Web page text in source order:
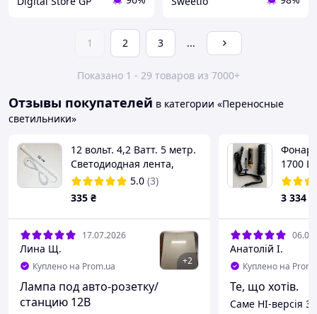
1 2 3 ...
Показано 1 - 29 товаров из 7000+
Отзывы покупателей в категории «Переносные
светильники»
12 вольт. 4,2 Ватт. 5 метр.
Светодиодная лента,
планка, LED - светильник
от прикуривателя, фонарь
5.0 (3)
335 ₴
17.07.2026
Лина Щ.
Куплено на Prom.ua +2
Лампа под авто-розетку/
станцию 12В
1700
3 334
Анатолій І.
Куплено на
Те, що хотів.
Саме HI-версія